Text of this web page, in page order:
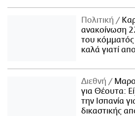
Πολιτική
ανακοίνωση
του κόμματός
καλά γιατί
Διεθνή
για Θέουτα:
την Ισπανία
δικαστικής